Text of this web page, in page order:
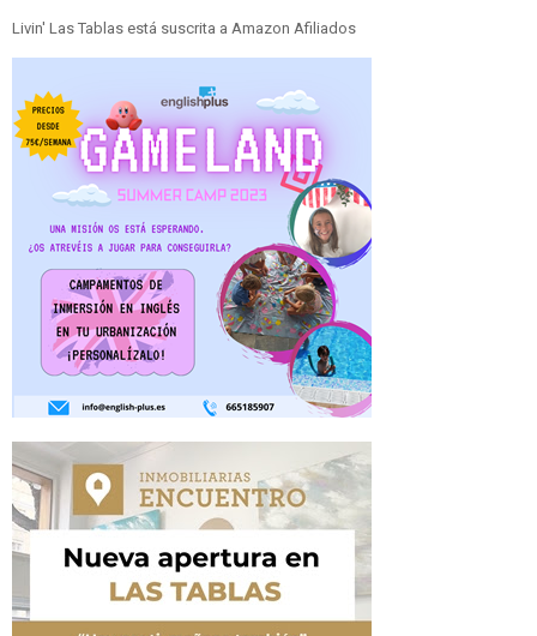
Livin' Las Tablas está suscrita a Amazon Afiliados